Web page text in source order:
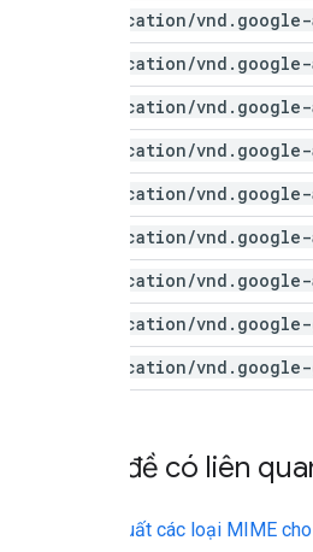
application/vnd . google-
application/vnd . google-
application/vnd . google-
application/vnd . google-
application/vnd . google-
application/vnd . google-
application/vnd . google-
application/vnd .
application/vnd .
Chủ đề có liên
Xuất các loại MIME